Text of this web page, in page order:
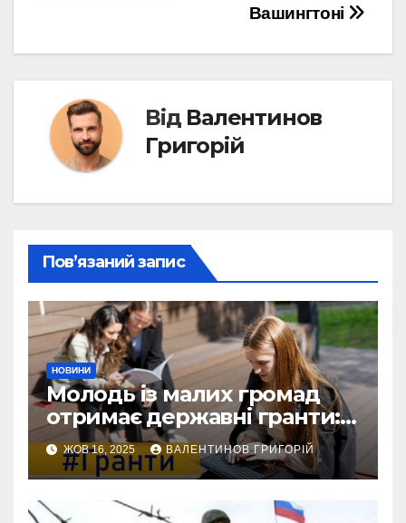
Вашингтоні
Від Валентинов
Григорій
Пов’язаний запис
НОВИНИ
Молодь із малих громад
отримає державні гранти:
виплати сягатимуть 200
тисяч гривень
ЖОВ 16, 2025 ВАЛЕНТИНОВ ГРИГОРІЙ